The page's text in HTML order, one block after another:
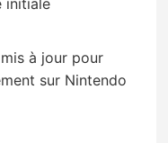
à jour pour
sur Nintendo